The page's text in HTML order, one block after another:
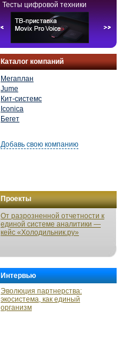
Тесты цифровой техники
Каталог компаний
Мегаплан
Jume
Кит-системс
Iconica
Бегет
Добавь свою компанию
Проекты
От разрозненной отчетности к
единой системе аналитики —
кейс «Холодильник.ру»
Интервью
Эволюция партнерства:
экосистема, как единый
организм